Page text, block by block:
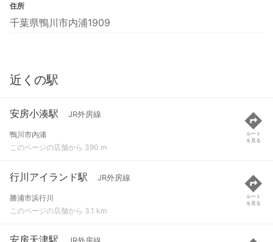
住所
千葉県鴨川市内浦1909
近くの駅
安房小湊駅 JR外房線
鴨川市内浦
このページの店舗から 390 m
ルート
を見る
行川アイランド駅 JR外房線
勝浦市浜行川
このページの店舗から 3.1 km
ルート
を見る
安房天津駅